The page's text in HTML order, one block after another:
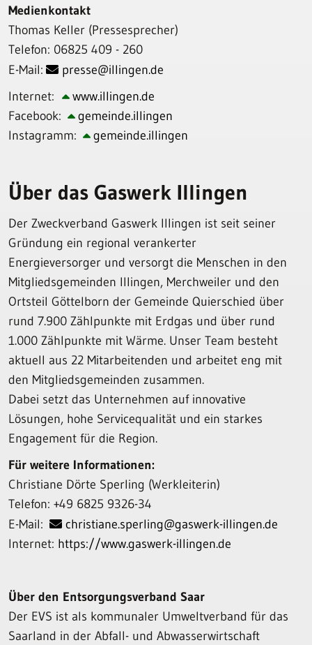
Medienkontakt
Thomas Keller (Pressesprecher)
Telefon: 06825 409 - 260
E-Mail:
presse@illingen.de
Internet:
www.illingen.de
Facebook:
gemeinde.illingen
Instagramm:
gemeinde.illingen
Über das Gaswerk Illingen
Der Zweckverband Gaswerk Illingen ist seit seiner
Gründung ein regional verankerter
Energieversorger und versorgt die Menschen in den
Mitgliedsgemeinden Illingen, Merchweiler und den
Ortsteil Göttelborn der Gemeinde Quierschied über
rund 7.900 Zählpunkte mit Erdgas und über rund
1.000 Zählpunkte mit Wärme. Unser Team besteht
aktuell aus 22 Mitarbeitenden und arbeitet eng mit
den Mitgliedsgemeinden zusammen.
Dabei setzt das Unternehmen auf innovative
Lösungen, hohe Servicequalität und ein starkes
Engagement für die Region.
Für weitere Informationen:
Christiane Dörte Sperling (Werkleiterin)
Telefon: +49 6825 9326-34
E-Mail:
christiane.sperling@gaswerk-illingen.de
Internet: https://www.gaswerk-illingen.de
Über den Entsorgungsverband Saar
Der EVS ist als kommunaler Umweltverband für das
Saarland in der Abfall- und Abwasserwirtschaft